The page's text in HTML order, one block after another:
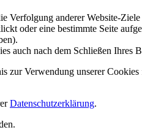
Verfolgung anderer Website-
oder eine bestimmte Seite
auch nach dem Schließen Ihres
zur Verwendung unserer
Datenschutzerklärung.